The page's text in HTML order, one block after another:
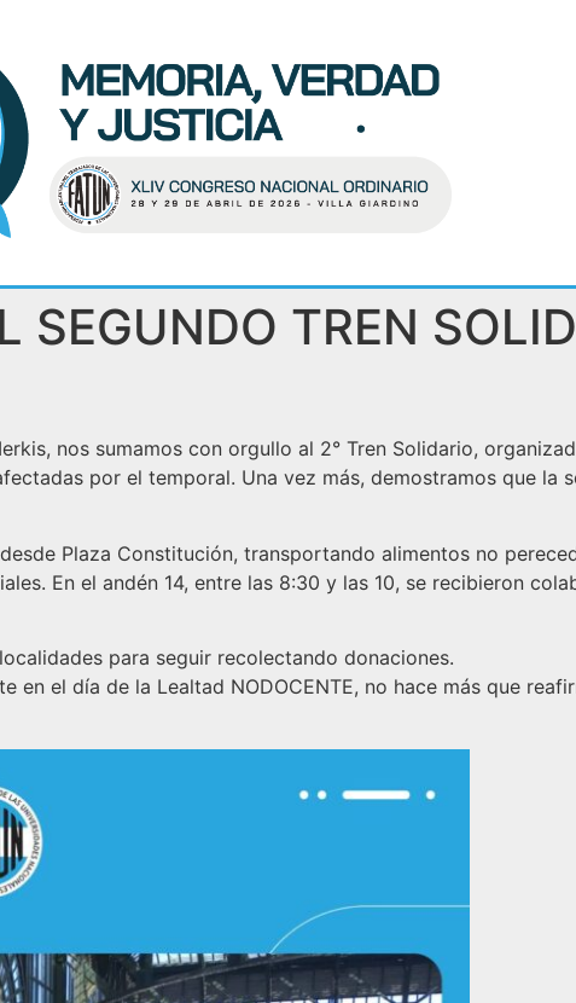
SEGUNDO TREN
nos sumamos con orgullo al 2° Tren Solidario,
por el temporal. Una vez más, demostramos que la
Plaza Constitución, transportando alimentos no
En el andén 14, entre las 8:30 y las 10, se recibieron
para seguir recolectando donaciones.
en el día de la Lealtad NODOCENTE, no hace más que